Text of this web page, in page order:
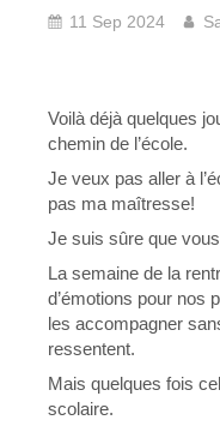
11 Sep 2024
Voilà déjà quelques
chemin de l’école.
Je veux pas aller à
pas ma maîtresse!
Je suis sûre que
La semaine de la
d’émotions pour nos
les accompagner
ressentent.
Mais quelques fois
scolaire.